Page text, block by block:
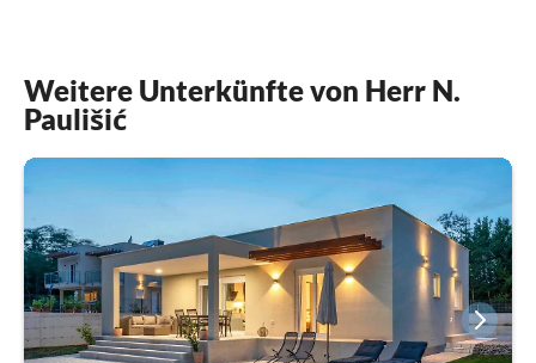
Weitere Unterkünfte von Herr N.
Paulišić